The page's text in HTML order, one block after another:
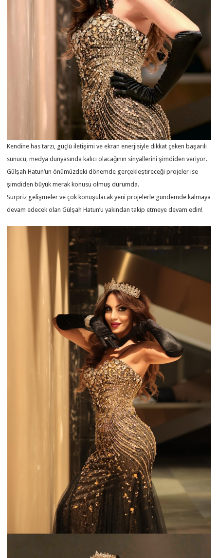
Kendine has tarzı, güçlü iletişimi ve ekran enerjisiyle dikkat çeken başarılı
sunucu, medya dünyasında kalıcı olacağının sinyallerini şimdiden veriyor.
Gülşah Hatun’un önümüzdeki dönemde gerçekleştireceği projeler ise
şimdiden büyük merak konusu olmuş durumda.
Sürpriz gelişmeler ve çok konuşulacak yeni projelerle gündemde kalmaya
devam edecek olan Gülşah Hatun’u yakından takip etmeye devam edin!